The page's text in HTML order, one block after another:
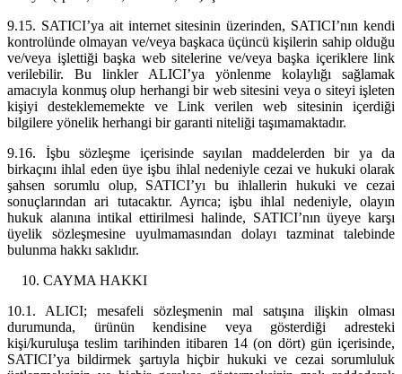
9.15. SATICI’ya ait internet sitesinin üzerinden, SATICI’nın kendi
kontrolünde olmayan ve/veya başkaca üçüncü kişilerin sahip olduğu
ve/veya işlettiği başka web sitelerine ve/veya başka içeriklere link
verilebilir. Bu linkler ALICI’ya yönlenme kolaylığı sağlamak
amacıyla konmuş olup herhangi bir web sitesini veya o siteyi işleten
kişiyi desteklememekte ve Link verilen web sitesinin içerdiği
bilgilere yönelik herhangi bir garanti niteliği taşımamaktadır.
9.16. İşbu sözleşme içerisinde sayılan maddelerden bir ya da
birkaçını ihlal eden üye işbu ihlal nedeniyle cezai ve hukuki olarak
şahsen sorumlu olup, SATICI’yı bu ihlallerin hukuki ve cezai
sonuçlarından ari tutacaktır. Ayrıca; işbu ihlal nedeniyle, olayın
hukuk alanına intikal ettirilmesi halinde, SATICI’nın üyeye karşı
üyelik sözleşmesine uyulmamasından dolayı tazminat talebinde
bulunma hakkı saklıdır.
CAYMA HAKKI
10.1. ALICI; mesafeli sözleşmenin mal satışına ilişkin olması
durumunda, ürünün kendisine veya gösterdiği adresteki
kişi/kuruluşa teslim tarihinden itibaren 14 (on dört) gün içerisinde,
SATICI’ya bildirmek şartıyla hiçbir hukuki ve cezai sorumluluk